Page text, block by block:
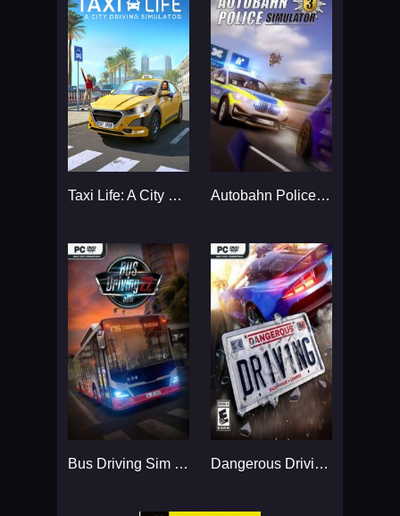
Taxi Life: A City Driving Simulator... Autobahn Police Simulator 3...
Bus Driving Sim 22... Dangerous Driving...